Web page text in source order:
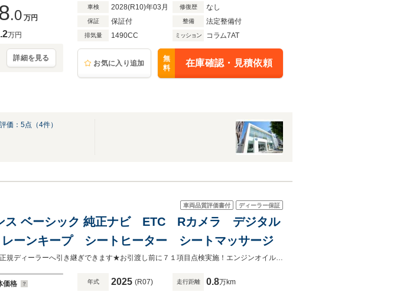
.0 万円
万円
詳細を見る
車検 2028(R10)年03月 修復歴 なし
保証 保証付 整備 法定整備付
排気量 1490CC ミッション コラム7AT
お気に入り追加
無
料
在庫確認・見積依頼
価： 5点（4件）
車両品質評価書付 ディーラー保証
ス ベーシック 純正ナビ ETC Rカメラ デジタル
ーンキープ シートヒーター シートマッサージ
全国ご納車可能です★メンテナンスも正規ディーラーへ引き継ぎできます★お引渡し前に７１項目点検実施！エンジンオイル・エレメント・ワイパー新品交換にてお渡しいたします。
価格 年式 2025 (R07) 走行距離 0.8万km